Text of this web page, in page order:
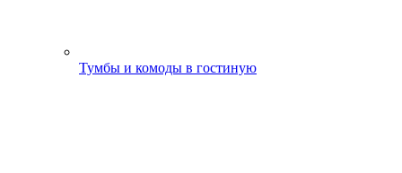
Тумбы и комоды в гостиную